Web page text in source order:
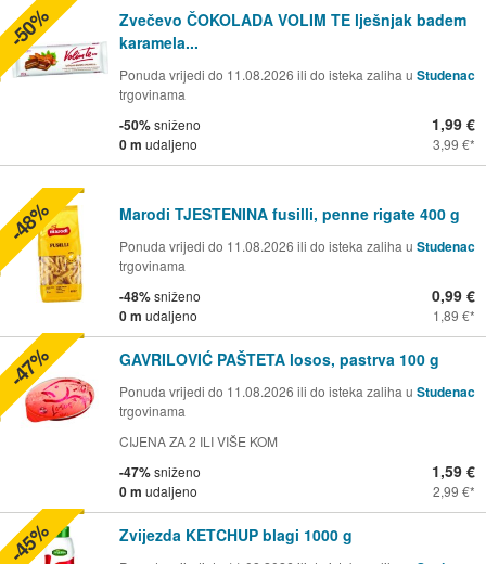
Zvečevo ČOKOLADA VOLIM TE lješnjak badem
karamela...
Ponuda vrijedi do 11.08.2026 ili do isteka zaliha u Studenac
trgovinama
-50%sniženo
0 m udaljeno
1,99 €
3,99 €
-50%
Marodi TJESTENINA fusilli, penne rigate 400 g
Ponuda vrijedi do 11.08.2026 ili do isteka zaliha u Studenac
trgovinama
-48%sniženo
0 m udaljeno
0,99 €
1,89 €
-48%
GAVRILOVIĆ PAŠTETA losos, pastrva 100 g
Ponuda vrijedi do 11.08.2026 ili do isteka zaliha u Studenac
trgovinama
CIJENA ZA 2 ILI VIŠE KOM
-47%sniženo
0 m udaljeno
1,59 €
2,99 €
-47%
Zvijezda KETCHUP blagi 1000 g
-45%